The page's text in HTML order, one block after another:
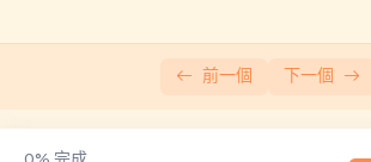
前一個 下一個